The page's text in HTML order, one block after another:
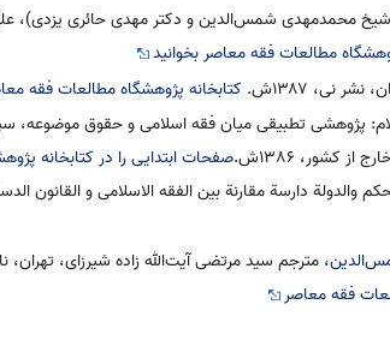
محمدمهدی شمس‌الدین و دکتر مهدی حائری یزدی)،
مطالعات فقه معاصر بخوانید
نشر نی، ۱۳۸۷ش.
کتابخانه پژوهشگاه مطالعات فقه
پژوهشی تطبیقی میان فقه اسلامی و حقوق
کشور، ۱۳۸۶ش.
صفحات ابتدایی را در کتابخانه
والدولة دارسة مقارنة بین الفقه الاسلامی و القانون
، مترجم سید مرتضی آیت‌الله زاده شیرزای،
فقه معاصر